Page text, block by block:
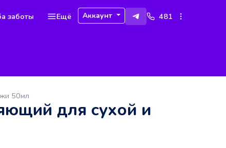
заботы Ещё Аккаунт 481
50мл
для сухой и